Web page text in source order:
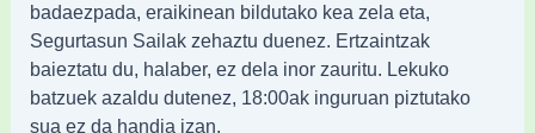
badaezpada, eraikinean bildutako kea zela eta,
Segurtasun Sailak zehaztu duenez. Ertzaintzak
baieztatu du, halaber, ez dela inor zauritu. Lekuko
batzuek azaldu dutenez, 18:00ak inguruan piztutako
sua ez da handia izan.